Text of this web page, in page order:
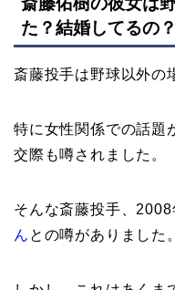
た？結婚してるの？
斎藤投手は野球以外の
特に女性関係での話題
交際も噂されました。
そんな斎藤投手、
ん との噂がありました。